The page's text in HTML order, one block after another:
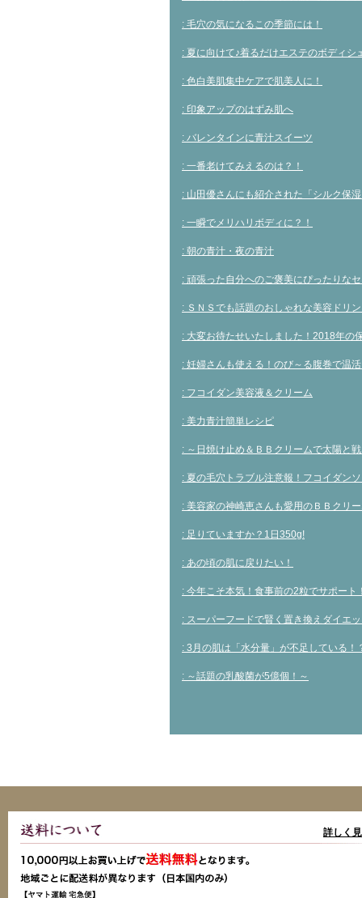
: 毛穴の気になるこの季節には！
: 夏に向けて♪着るだけエステのボディシ
: 色白美肌集中ケアで肌美人に！
: 印象アップのはずみ肌へ
: バレンタインに青汁スイーツ
: 一番老けてみえるのは？！
: 山田優さんにも紹介された「シルク保
: 一瞬でメリハリボディに？！
: 朝の青汁・夜の青汁
: 頑張った自分へのご褒美にぴったりな
: ＳＮＳでも話題のおしゃれな美容ドリ
: 大変お待たせいたしました！2018年の
: 妊婦さんも使える！のび～る腹巻で温
: フコイダン美容液＆クリーム
: 美力青汁簡単レシピ
: ～日焼け止め＆ＢＢクリームで太陽と
: 夏の毛穴トラブル注意報！フコイダン
: 美容家の神崎恵さんも愛用のＢＢクリ
: 足りていますか？1日350g!
: あの頃の肌に戻りたい！
: 今年こそ本気！食事前の2粒でサポート
: スーパーフードで賢く置き換えダイエ
: 3月の肌は「水分量」が不足している！
: ～話題の乳酸菌が5億個！～
詳しく